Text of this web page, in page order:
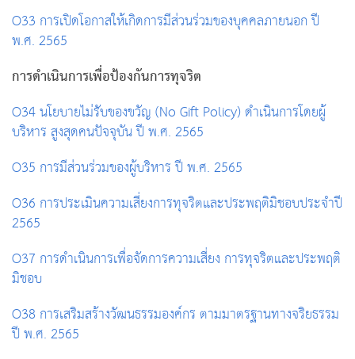
O33 การเปิดโอกาสให้เกิดการมีส่วนร่วมของบุคคลภายนอก ปี
พ.ศ. 2565
การดำเนินการเพื่อป้องกันการทุจริต
O34 นโยบายไม่รับของขวัญ (No Gift Policy) ดำเนินการโดยผู้
บริหาร สูงสุดคนปัจจุบัน ปี พ.ศ. 2565
O35 การมีส่วนร่วมของผู้บริหาร ปี พ.ศ. 2565
O36 การประเมินความเสี่ยงการทุจริตและประพฤติมิชอบประจำปี
2565
O37 การดำเนินการเพื่อจัดการความเสี่ยง การทุจริตและประพฤติ
มิชอบ
O38 การเสริมสร้างวัฒนธรรมองค์กร ตามมาตรฐานทางจริยธรรม
ปี พ.ศ. 2565